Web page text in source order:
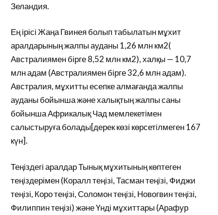
Зеландия.
Ең ірісі Жаңа Гвинея болып табылатын мұхит
аралдарының жалпы ауданы 1,26 млн км2(
Австралиямен бірге 8,52 млн км2), халқы — 10,7
млн адам (Австралиямен бірге 32,6 млн адам).
Австралия, мұхитты есепке алмағанда жалпы
ауданы бойынша және халықтың жалпы саны
бойынша Африкалық Чад мемлекетімен
салыстыруға болады[дерек көзі көрсетілмеген 167
күн].
Теңіздегі аралдар Тынық мұхитының көптеген
теңіздерімен (Коралл теңізі, Тасман теңізі, Фиджи
теңізі, Коро теңізі, Соломон теңізі, Новогвин теңізі,
Филиппин теңізі) және Үнді мұхиттары (Арафур